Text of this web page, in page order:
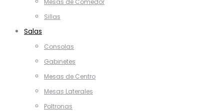
Mesas de Comedor
Sillas
Salas
Consolas
Gabinetes
Mesas de Centro
Mesas Laterales
Poltronas